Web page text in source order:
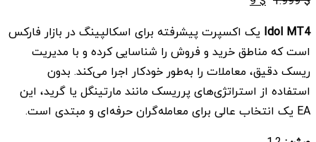
$ 1.999
بود.
$ 9
است.
Idol MT4 یک اکسپرت پیشرفته برای اسکالپینگ در بازار فارکس
است که مناطق خرید و فروش را شناسایی کرده و با مدیریت
ریسک دقیق، معاملات را به‌طور خودکار اجرا می‌کند. بدون
استفاده از استراتژی‌های پرریسک مانند مارتینگل یا گرید، این
EA یک انتخاب عالی برای معامله‌گران حرفه‌ای و مبتدی است.